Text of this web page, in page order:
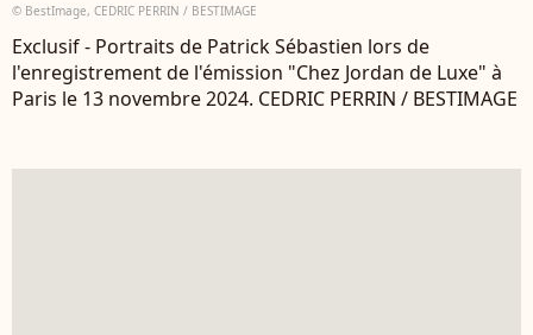
© BestImage, CEDRIC PERRIN / BESTIMAGE
Exclusif - Portraits de Patrick Sébastien lors de
l'enregistrement de l'émission "Chez Jordan de Luxe" à
Paris le 13 novembre 2024. CEDRIC PERRIN / BESTIMAGE